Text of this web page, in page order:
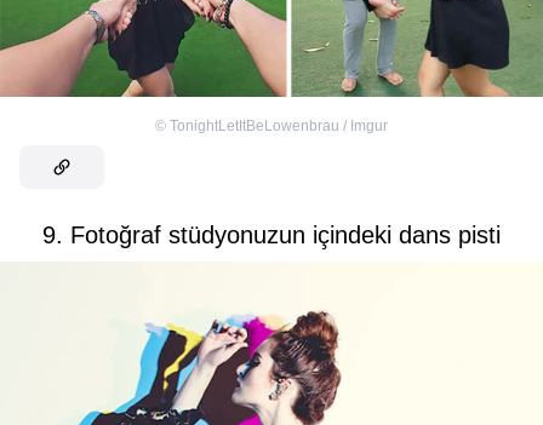
© TonightLetItBeLowenbrau / Imgur
9. Fotoğraf stüdyonuzun içindeki dans pisti